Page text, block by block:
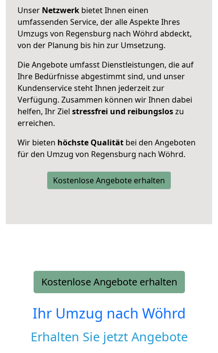
Unser Netzwerk bietet Ihnen einen
umfassenden Service, der alle Aspekte Ihres
Umzugs von Regensburg nach Wöhrd abdeckt,
von der Planung bis hin zur Umsetzung.
Die Angebote umfasst Dienstleistungen, die auf
Ihre Bedürfnisse abgestimmt sind, und unser
Kundenservice steht Ihnen jederzeit zur
Verfügung. Zusammen können wir Ihnen dabei
helfen, Ihr Ziel stressfrei und reibungsloszu
erreichen.
Wir bieten höchste Qualität bei den Angeboten
für den Umzug von Regensburg nach Wöhrd.
Kostenlose Angebote erhalten
Kostenlose Angebote erhalten
Ihr Umzug nach Wöhrd
Erhalten Sie jetzt Angebote